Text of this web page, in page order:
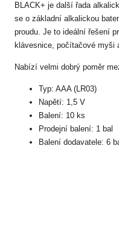
BLACK+ je další řada
se o základní alkalickou
proudu. Je to ideální řešení
klávesnice, počítačové myši
Nabízí velmi dobrý poměr
Typ: AAA (LR03)
Napětí: 1,5 V
Balení: 10 ks
Prodejní balení: 1 bal
Balení dodavatele: 6